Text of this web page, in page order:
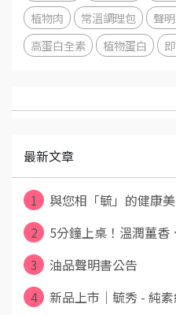
植物肉
常溫調理包 聲
高蛋白全素
植物蛋白
最新文章
1
與您相「毓」的健康
2
5分鐘上桌！溫潤薑
3
油品聲明書公告
4
新品上市｜毓秀 - 純